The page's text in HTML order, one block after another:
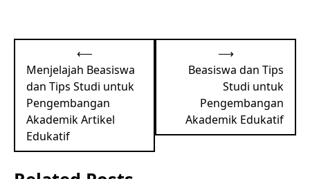
Post
navigation
⟵
Menjelajah Beasiswa
dan Tips Studi untuk
Pengembangan
Akademik Artikel
Edukatif
Beasiswa dan Tips
Studi untuk
Pengembangan
Akademik Edukatif
⟶